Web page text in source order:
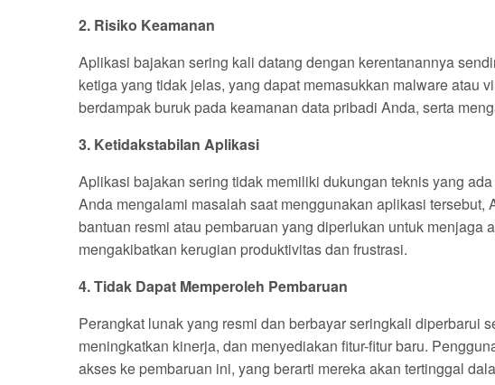
2. Risiko Keamanan
Aplikasi bajakan sering kali datang dengan kerentanannya
ketiga yang tidak jelas, yang dapat memasukkan malware atau
berdampak buruk pada keamanan data pribadi Anda, serta
3. Ketidakstabilan Aplikasi
Aplikasi bajakan sering tidak memiliki dukungan teknis yang
Anda mengalami masalah saat menggunakan aplikasi tersebut,
bantuan resmi atau pembaruan yang diperlukan untuk menjaga
mengakibatkan kerugian produktivitas dan frustrasi.
4. Tidak Dapat Memperoleh Pembaruan
Perangkat lunak yang resmi dan berbayar seringkali diperbarui
meningkatkan kinerja, dan menyediakan fitur-fitur baru.
akses ke pembaruan ini, yang berarti mereka akan tertinggal